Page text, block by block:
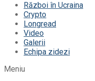
Război în Ucraina
Crypto
Longread
Video
Galerii
Echipa zidezi
Meniu